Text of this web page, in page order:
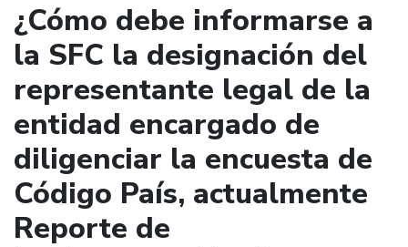
¿Cómo debe informarse a
la SFC la designación del
representante legal de la
entidad encargado de
diligenciar la encuesta de
Código País, actualmente
Reporte de